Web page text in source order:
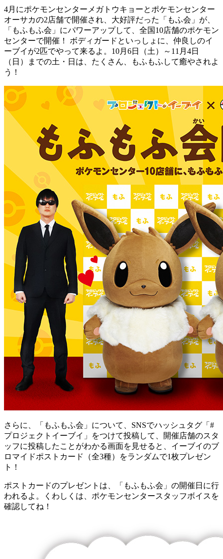
4月にポケモンセンターメガトウキョーとポケモンセンター
オーサカの2店舗で開催され、大好評だった「もふ会」が、
「もふもふ会」にパワーアップして、全国10店舗のポケモン
センターで開催！ ボディガードといっしょに、仲良しのイ
ーブイが2匹でやって来るよ。10月6日（土）～11月4日
（日）までの土・日は、たくさん、もふもふして癒やされよ
う！
さらに、「もふもふ会」について、SNSでハッシュタグ「#
プロジェクトイーブイ」をつけて投稿して、開催店舗のスタ
ッフに投稿したことがわかる画面を見せると、イーブイのブ
ロマイドポストカード（全3種）をランダムで1枚プレゼン
ト！
ポストカードのプレゼントは、「もふもふ会」の開催日に行
われるよ。くわしくは、ポケモンセンタースタッフボイスを
確認してね！